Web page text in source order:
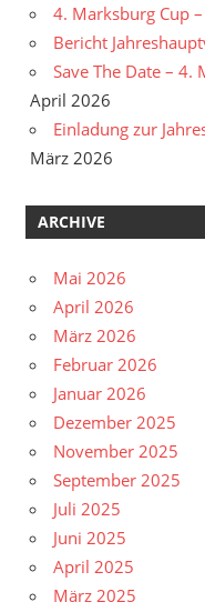
4. Marksburg Cup
Bericht
Save The Date –
April 2026
Einladung zur
März 2026
ARCHIVE
Mai 2026
April 2026
März 2026
Februar 2026
Januar 2026
Dezember 2025
November 2025
September 2025
Juli 2025
Juni 2025
April 2025
März 2025